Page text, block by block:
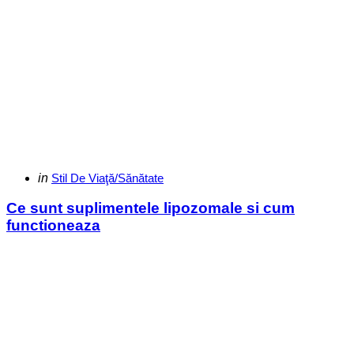
Categories
Posted
in Stil De Viaţă/Sănătate
Ce sunt suplimentele lipozomale si cum
functioneaza